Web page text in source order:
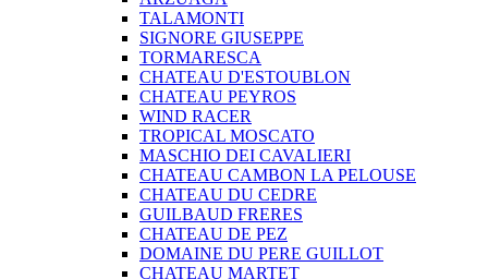
TALAMONTI
SIGNORE GIUSEPPE
TORMARESCA
CHATEAU D'ESTOUBLON
CHATEAU PEYROS
WIND RACER
TROPICAL MOSCATO
MASCHIO DEI CAVALIERI
CHATEAU CAMBON LA PELOUSE
CHATEAU DU CEDRE
GUILBAUD FRERES
CHATEAU DE PEZ
DOMAINE DU PERE GUILLOT
CHATEAU MARTET